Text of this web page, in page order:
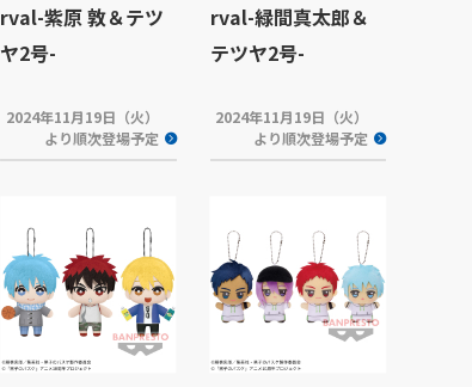
rval-紫原 敦＆テツ
ヤ2号-
2024年11月19日（火）
より順次登場予定
rval-緑間真太郎＆
テツヤ2号-
2024年11月19日（火）
より順次登場予定